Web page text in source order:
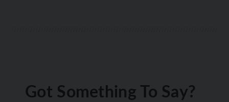
Got Something To Say?